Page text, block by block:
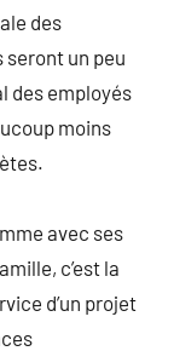
des
seront un peu
des employés
moins
avec ses
c’est la
d’un projet